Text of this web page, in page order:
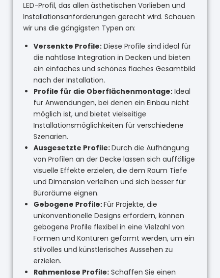
LED-Profil, das allen ästhetischen Vorlieben und
Installationsanforderungen gerecht wird. Schauen
wir uns die gängigsten Typen an:
Versenkte Profile:Diese Profile sind ideal für
die nahtlose Integration in Decken und bieten
ein einfaches und schönes flaches Gesamtbild
nach der Installation.
Profile für die Oberflächenmontage:Ideal
für Anwendungen, bei denen ein Einbau nicht
möglich ist, und bietet vielseitige
Installationsmöglichkeiten für verschiedene
Szenarien.
Ausgesetzte Profile:Durch die Aufhängung
von Profilen an der Decke lassen sich auffällige
visuelle Effekte erzielen, die dem Raum Tiefe
und Dimension verleihen und sich besser für
Büroräume eignen.
Gebogene Profile:Für Projekte, die
unkonventionelle Designs erfordern, können
gebogene Profile flexibel in eine Vielzahl von
Formen und Konturen geformt werden, um ein
stilvolles und künstlerisches Aussehen zu
erzielen.
Rahmenlose Profile:Schaffen Sie einen